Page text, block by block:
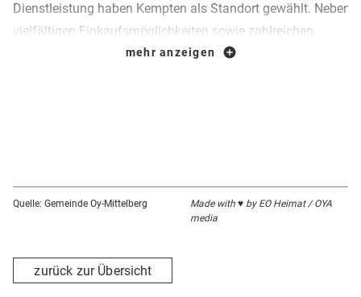
Dienstleistung haben Kempten als Standort gewählt. Neben
vielfältigen Einkaufsmöglichkeiten sowie zahlreichen
Restaurants, Cafés und Biergärten hat Kempten auch
Projektionen und Hörbilder miterleben.
mehr anzeigen
Quelle: Gemeinde Oy-Mittelberg
Made with ♥ by EO Heimat / OYA
media
zurück zur Übersicht